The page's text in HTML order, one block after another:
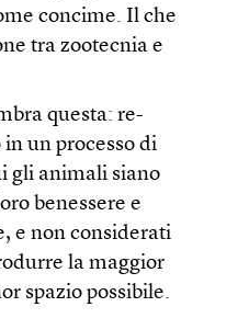
concime. Il che
tra zootecnia e
questa: re-
un processo di
gli animali siano
benessere e
e non considerati
la maggior
spazio possibile.